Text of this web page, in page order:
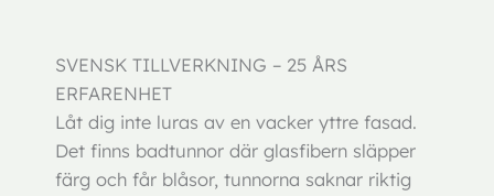
SVENSK TILLVERKNING – 25 ÅRS
ERFARENHET
Låt dig inte luras av en vacker yttre fasad.
Det finns badtunnor där glasfibern släpper
färg och får blåsor, tunnorna saknar riktig